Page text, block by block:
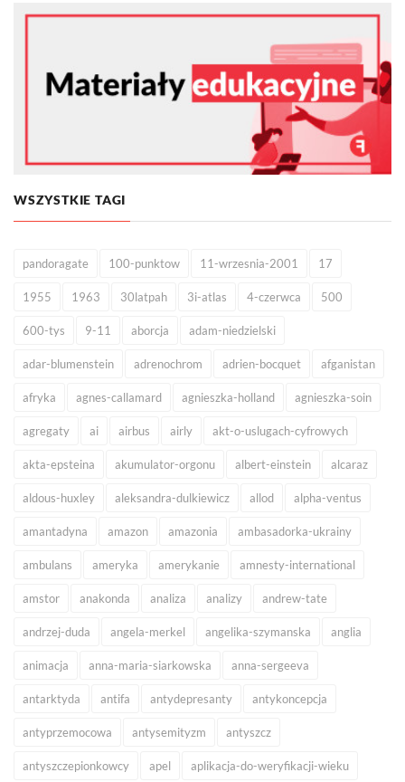
WSZYSTKIE TAGI
pandoragate 100-punktow 11-wrzesnia-2001 17
1955 1963 30latpah 3i-atlas 4-czerwca 500
600-tys 9-11 aborcja adam-niedzielski
adar-blumenstein adrenochrom adrien-bocquet afganistan
afryka agnes-callamard agnieszka-holland agnieszka-soin
agregaty ai airbus airly akt-o-uslugach-cyfrowych
akta-epsteina akumulator-orgonu albert-einstein alcaraz
aldous-huxley aleksandra-dulkiewicz allod alpha-ventus
amantadyna amazon amazonia ambasadorka-ukrainy
ambulans ameryka amerykanie amnesty-international
amstor anakonda analiza analizy andrew-tate
andrzej-duda angela-merkel angelika-szymanska anglia
animacja anna-maria-siarkowska anna-sergeeva
antarktyda antifa antydepresanty antykoncepcja
antyprzemocowa antysemityzm antyszcz
antyszczepionkowcy apel aplikacja-do-weryfikacji-wieku